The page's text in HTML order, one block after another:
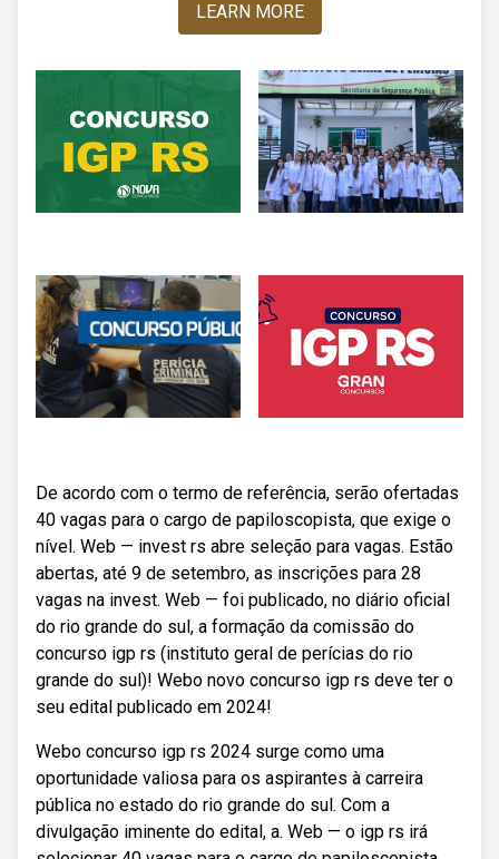
LEARN MORE
De acordo com o termo de referência, serão ofertadas
40 vagas para o cargo de papiloscopista, que exige o
nível. Web — invest rs abre seleção para vagas. Estão
abertas, até 9 de setembro, as inscrições para 28
vagas na invest. Web — foi publicado, no diário oficial
do rio grande do sul, a formação da comissão do
concurso igp rs (instituto geral de perícias do rio
grande do sul)! Webo novo concurso igp rs deve ter o
seu edital publicado em 2024!
Webo concurso igp rs 2024 surge como uma
oportunidade valiosa para os aspirantes à carreira
pública no estado do rio grande do sul. Com a
divulgação iminente do edital, a. Web — o igp rs irá